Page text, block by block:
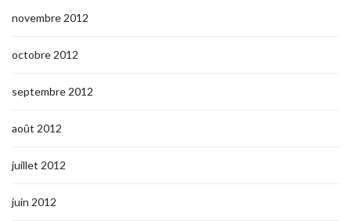
novembre 2012
octobre 2012
septembre 2012
août 2012
juillet 2012
juin 2012